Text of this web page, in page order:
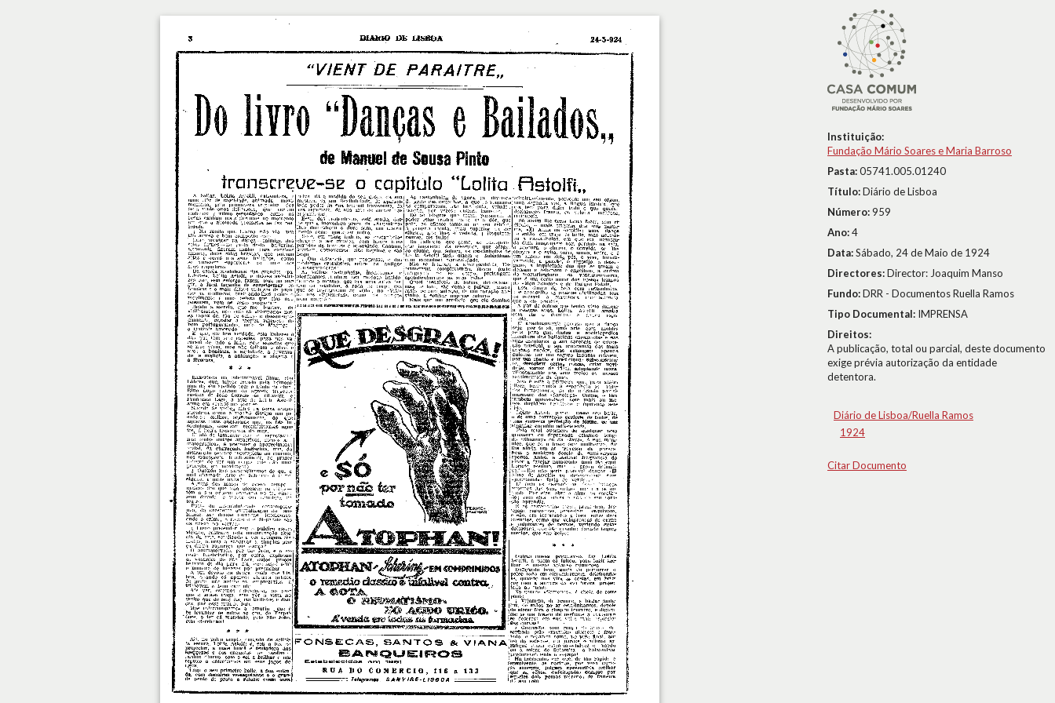
Instituição:
Fundação Mário Soares e Maria Barroso
Pasta:05741.005.01240
Título:Diário de Lisboa
Número:959
Ano:4
Data:Sábado, 24 de Maio de 1924
Directores:Director: Joaquim Manso
Fundo:DRR - Documentos Ruella Ramos
Tipo Documental: IMPRENSA
Direitos:
A publicação, total ou parcial, deste documento
exige prévia autorização da entidade
detentora.
Diário de Lisboa/Ruella Ramos
1924
Citar Documento